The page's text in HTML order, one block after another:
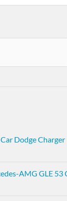
Dodge
AMG GLE 53